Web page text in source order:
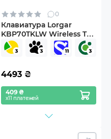
0
Клавиатура Lorgar
KBP70TKLW Wireless TKL
Mechanical Pro UA
Black/Yellow (LRG-
4493 ₴
409 ₴
х11 платежей